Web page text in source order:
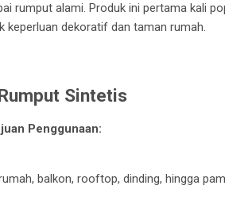
rumput alami. Produk ini pertama kali
keperluan dekoratif dan taman rumah.
Sintetis
Penggunaan:
balkon, rooftop, dinding, hingga